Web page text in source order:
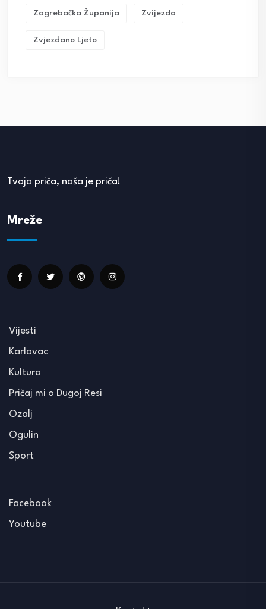
Zagrebačka Županija Zvijezda
Zvjezdano Ljeto
Tvoja priča, naša je priča!
Mreže
Vijesti
Karlovac
Kultura
Pričaj mi o Dugoj Resi
Ozalj
Ogulin
Sport
Facebook
Youtube